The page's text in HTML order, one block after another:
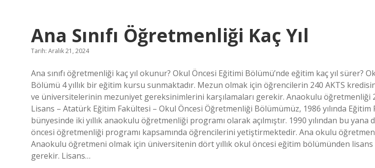
Ana Sınıfı Öğretmenliği Kaç Yıl
Tarih: Aralık 21, 2024
Ana sınıfı öğretmenliği kaç yıl okunur? Okul Öncesi Eğitimi Bölümü’nde eğitim kaç yıl sürer?
Bölümü 4 yıllık bir eğitim kursu sunmaktadır. Mezun olmak için öğrencilerin 240 AKTS
ve üniversitelerinin mezuniyet gereksinimlerini karşılamaları gerekir. Anaokulu öğretmenliği 2
Lisans – Atatürk Eğitim Fakültesi – Okul Öncesi Öğretmenliği Bölümümüz, 1986 yılında Eğitim
bünyesinde iki yıllık anaokulu öğretmenliği programı olarak açılmıştır. 1990 yılından bu yana
öncesi öğretmenliği programı kapsamında öğrencilerini yetiştirmektedir. Ana okulu
Anaokulu öğretmeni olmak için üniversitenin dört yıllık okul öncesi eğitim bölümünden lisans
gerekir. Lisans…